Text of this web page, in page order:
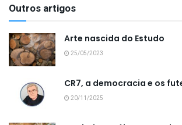
Outros artigos
Arte nascida do Estudo
25/05/2023
CR7, a democracia e os
20/11/2025